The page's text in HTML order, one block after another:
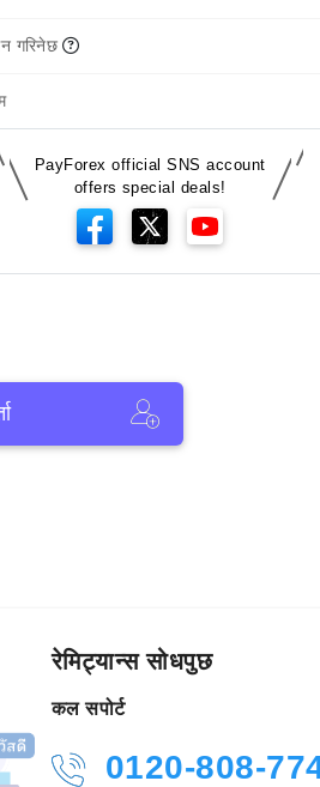
गरिनेछ
PayForex official SNS account
offers special deals!
रेमिट्यान्स सोधपुछ
कल सपोर्ट
0120-808-